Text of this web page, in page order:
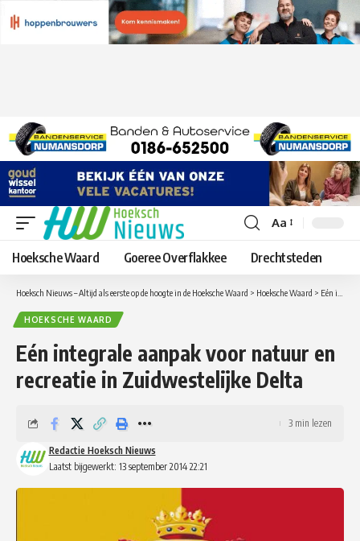
Lettergrootte
aanpassen
Aa
Hoeksche Waard Goeree Overflakkee Drechtsteden
Hoeksch Nieuws – Altijd als eerste op de hoogte in de Hoeksche Waard > Hoeksche Waard > Eén integrale aanpak voor natuur en recreatie in Zuidwestelijke Delta
HOEKSCHE WAARD
Eén integrale aanpak voor natuur en
recreatie in Zuidwestelijke Delta
Laatst bijgewerkt: 13 september 2014 22:21
Redactie Hoeksch Nieuws
3 min lezen